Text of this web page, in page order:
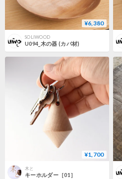
¥6,380
SOLIWOOD
U094_木の器 (カバ材)
¥1,700
木と
キーホルダー［01］